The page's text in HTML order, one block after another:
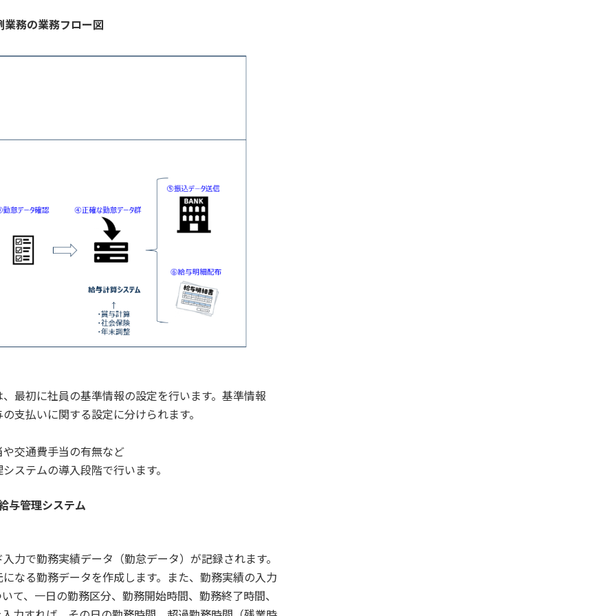
務の業務フロー図
初に社員の基準情報の設定を行います。基準情報
支払いに関する設定に分けられます。
交通費手当の有無など
テムの導入段階で行います。
与管理システム
で勤務実績データ（勤怠データ）が記録されます。
なる勤務データを作成します。また、勤務実績の入力
て、一日の勤務区分、勤務開始時間、勤務終了時間、